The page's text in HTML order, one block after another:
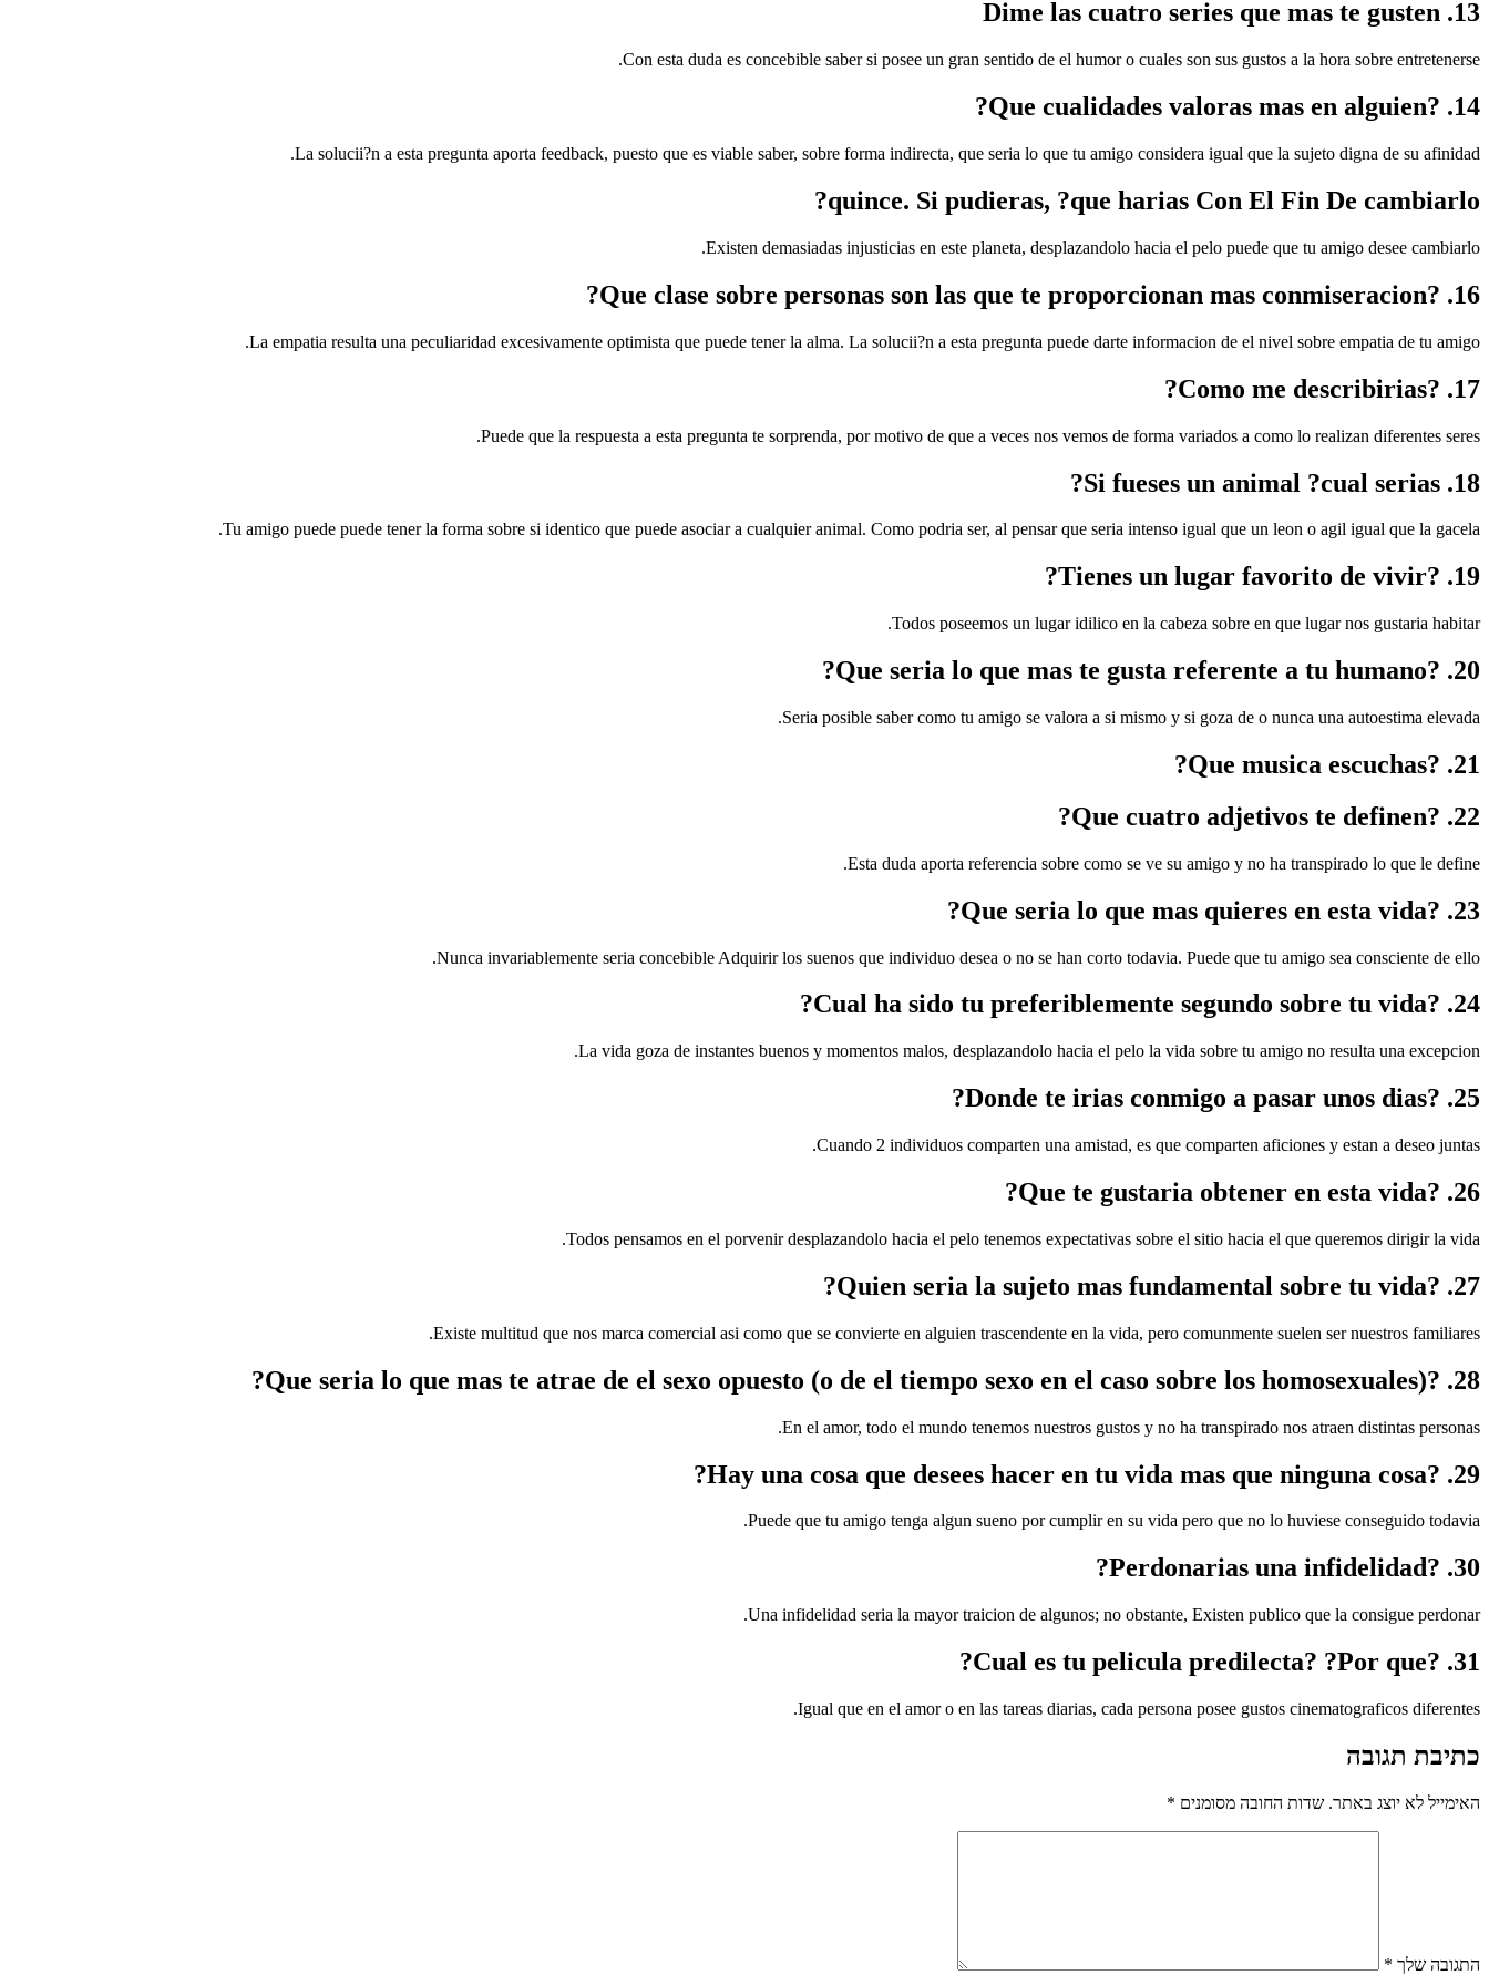
13. Dime las cuatro series que mas te gusten
Con esta duda es concebible saber si posee un gran sentido de el humor o cuales son sus gustos a la hora sobre entretenerse.
14. ?Que cualidades valoras mas en alguien?
La solucii?n a esta pregunta aporta feedback, puesto que es viable saber, sobre forma indirecta, que seria lo que tu amigo considera igual que la sujeto digna de su afinidad.
quince. Si pudieras, ?que harias Con El Fin De cambiarlo?
Existen demasiadas injusticias en este planeta, desplazandolo hacia el pelo puede que tu amigo desee cambiarlo.
16. ?Que clase sobre personas son las que te proporcionan mas conmiseracion?
La empatia resulta una peculiaridad excesivamente optimista que puede tener la alma. La solucii?n a esta pregunta puede darte informacion de el nivel sobre empatia de tu amigo.
17. ?Como me describirias?
Puede que la respuesta a esta pregunta te sorprenda, por motivo de que a veces nos vemos de forma variados a como lo realizan diferentes seres.
18. Si fueses un animal ?cual serias?
Tu amigo puede puede tener la forma sobre si identico que puede asociar a cualquier animal. Como podria ser, al pensar que seria intenso igual que un leon o agil igual que la gacela.
19. ?Tienes un lugar favorito de vivir?
Todos poseemos un lugar idilico en la cabeza sobre en que lugar nos gustaria habitar.
20. ?Que seria lo que mas te gusta referente a tu humano?
Seria posible saber como tu amigo se valora a si mismo y si goza de o nunca una autoestima elevada.
21. ?Que musica escuchas?
22. ?Que cuatro adjetivos te definen?
Esta duda aporta referencia sobre como se ve su amigo y no ha transpirado lo que le define.
23. ?Que seria lo que mas quieres en esta vida?
Nunca invariablemente seria concebible Adquirir los suenos que individuo desea o no se han corto todavia. Puede que tu amigo sea consciente de ello.
24. ?Cual ha sido tu preferiblemente segundo sobre tu vida?
La vida goza de instantes buenos y momentos malos, desplazandolo hacia el pelo la vida sobre tu amigo no resulta una excepcion.
25. ?Donde te irias conmigo a pasar unos dias?
Cuando 2 individuos comparten una amistad, es que comparten aficiones y estan a deseo juntas.
26. ?Que te gustaria obtener en esta vida?
Todos pensamos en el porvenir desplazandolo hacia el pelo tenemos expectativas sobre el sitio hacia el que queremos dirigir la vida.
27. ?Quien seria la sujeto mas fundamental sobre tu vida?
Existe multitud que nos marca comercial asi como que se convierte en alguien trascendente en la vida, pero comunmente suelen ser nuestros familiares.
28. ?Que seria lo que mas te atrae de el sexo opuesto (o de el tiempo sexo en el caso sobre los homosexuales)?
En el amor, todo el mundo tenemos nuestros gustos y no ha transpirado nos atraen distintas personas.
29. ?Hay una cosa que desees hacer en tu vida mas que ninguna cosa?
Puede que tu amigo tenga algun sueno por cumplir en su vida pero que no lo huviese conseguido todavia.
30. ?Perdonarias una infidelidad?
Una infidelidad seria la mayor traicion de algunos; no obstante, Existen publico que la consigue perdonar.
31. ?Cual es tu pelicula predilecta? ?Por que?
Igual que en el amor o en las tareas diarias, cada persona posee gustos cinematograficos diferentes.
כתיבת תגובה
האימייל לא יוצג באתר. שדות החובה מסומנים *
התגובה שלך *